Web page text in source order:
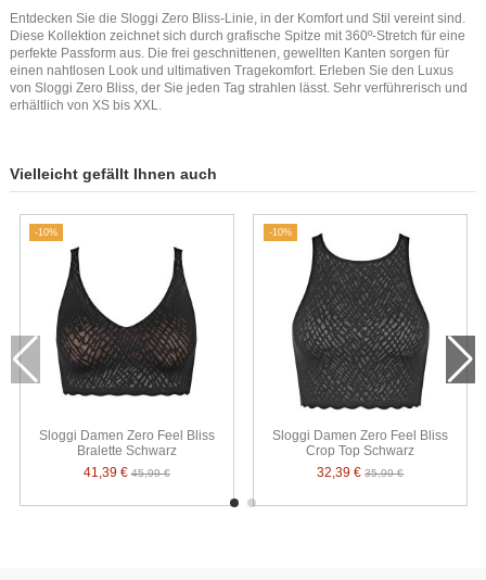
Entdecken Sie die Sloggi Zero Bliss-Linie, in der Komfort und Stil vereint sind.
Diese Kollektion zeichnet sich durch grafische Spitze mit 360º-Stretch für eine
perfekte Passform aus. Die frei geschnittenen, gewellten Kanten sorgen für
einen nahtlosen Look und ultimativen Tragekomfort. Erleben Sie den Luxus
von Sloggi Zero Bliss, der Sie jeden Tag strahlen lässt. Sehr verführerisch und
erhältlich von XS bis XXL.
Vielleicht gefällt Ihnen auch
-10%
Sloggi Damen Zero Feel Bliss
Bralette Schwarz
41,39 €45,99 €
-10%
Sloggi Damen Zero Feel Bliss
Crop Top Schwarz
32,39 €35,99 €